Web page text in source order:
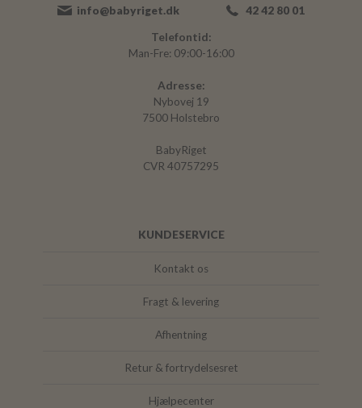
info@babyriget.dk 42 42 80 01
Telefontid:
Man-Fre: 09:00-16:00
Adresse:
Nybovej 19
7500 Holstebro
BabyRiget
CVR 40757295
KUNDESERVICE
Kontakt os
Fragt & levering
Afhentning
Retur & fortrydelsesret
Hjælpecenter